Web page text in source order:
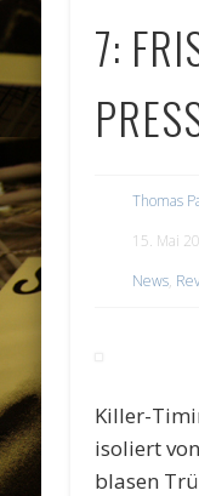
7:
Thomas
15. Mai
News,
Killer-
isoliert
blasen